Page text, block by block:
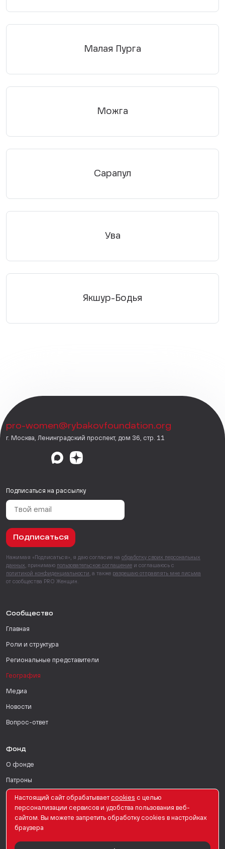
Малая Пурга
Можга
Сарапул
Ува
Якшур-Бодья
pro-women@rybakovfoundation.org
г. Москва, Ленинградский проспект, дом 36, стр. 11
Подписаться на рассылку
Подписаться
Нажимая «Подписаться», я даю согласие на обработку своих персональных
данных , принимаю пользовательское соглашение и соглашаюсь с
политикой конфиденциальности , а также разрешаю отправлять мне письма
от сообщества PRO Женщин.
Сообщество
Главная
Роли и структура
Региональные представители
География
Медиа
Новости
Вопрос-ответ
Фонд
О фонде
Патроны
Поддержать
Для СМИ
Настоящий сайт обрабатывает сookies с целью
персонализации сервисов и удобства пользования веб-
сайтом. Вы можете запретить обработку сookies в настройках
браузера